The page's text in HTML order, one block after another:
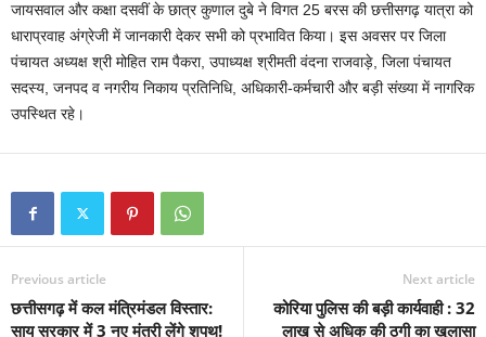
जायसवाल और कक्षा दसवीं के छात्र कुणाल दुबे ने विगत 25 बरस की छत्तीसगढ़ यात्रा को
धाराप्रवाह अंग्रेजी में जानकारी देकर सभी को प्रभावित किया। इस अवसर पर जिला
पंचायत अध्यक्ष श्री मोहित राम पैकरा, उपाध्यक्ष श्रीमती वंदना राजवाड़े, जिला पंचायत
सदस्य, जनपद व नगरीय निकाय प्रतिनिधि, अधिकारी-कर्मचारी और बड़ी संख्या में नागरिक
उपस्थित रहे।
Previous article
छत्तीसगढ़ में कल मंत्रिमंडल विस्तार:
साय सरकार में 3 नए मंत्री लेंगे शपथ!
Next article
कोरिया पुलिस की बड़ी कार्यवाही : 32
लाख से अधिक की ठगी का खुलासा